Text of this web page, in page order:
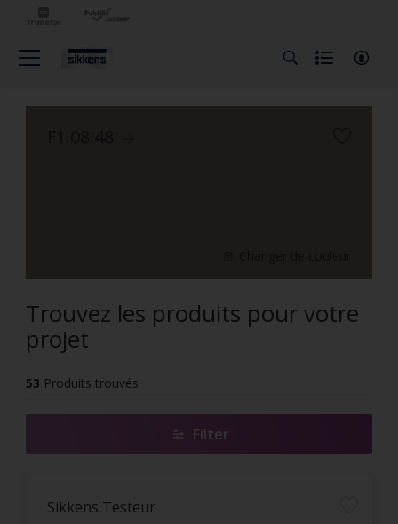
Trouvez les produits pour votre
projet
53 Produits trouvés
Filter
Sikkens Testeur